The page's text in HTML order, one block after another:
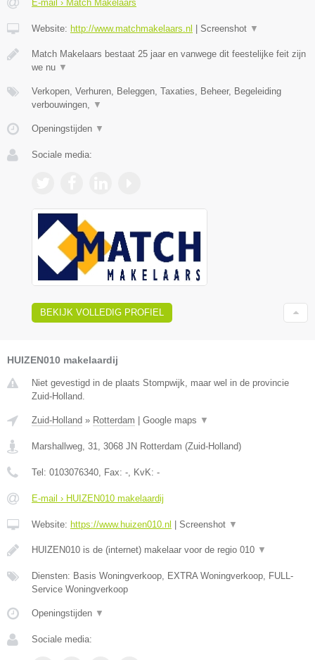
E-mail › Match Makelaars
Website: http://www.matchmakelaars.nl Screenshot ▼
Match Makelaars bestaat 25 jaar en vanwege dit feestelijke feit zijn
we nu ▼
Verkopen, Verhuren, Beleggen, Taxaties, Beheer, Begeleiding
verbouwingen, ▼
Openingstijden ▼
Sociale media:
BEKIJK VOLLEDIG PROFIEL
HUIZEN010 makelaardij
Niet gevestigd in de plaats Stompwijk, maar wel in de provincie
Zuid-Holland.
Zuid-Holland » Rotterdam Google maps ▼
Marshallweg, 31, 3068 JN Rotterdam (Zuid-Holland)
Tel: 0103076340, Fax: -, KvK: -
E-mail › HUIZEN010 makelaardij
Website: https://www.huizen010.nl Screenshot ▼
HUIZEN010 is de (internet) makelaar voor de regio 010 ▼
Diensten: Basis Woningverkoop, EXTRA Woningverkoop, FULL-
Service Woningverkoop
Openingstijden ▼
Sociale media: